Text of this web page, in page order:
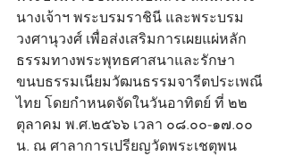
นางเจ้าฯ พระบรมราชินี และพระบรม
วงศานุวงศ์ เพื่อส่งเสริมการเผยแผ่หลัก
ธรรมทางพระพุทธศาสนาและรักษา
ขนบธรรมเนียมวัฒนธรรมจารีตประเพณี
ไทย โดยกำหนดจัดในวันอาทิตย์ ที่ ๒๒
ตุลาคม พ.ศ.๒๕๖๖ เวลา ๐๘.๐๐-๑๗.๐๐
น. ณ ศาลาการเปรียญวัดพระเชตุพน